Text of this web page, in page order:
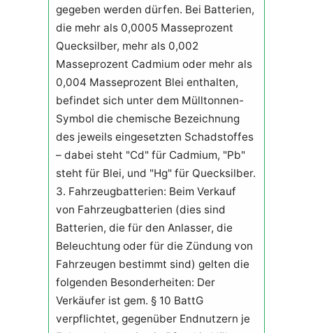
gegeben werden dürfen. Bei Batterien,
die mehr als 0,0005 Masseprozent
Quecksilber, mehr als 0,002
Masseprozent Cadmium oder mehr als
0,004 Masseprozent Blei enthalten,
befindet sich unter dem Mülltonnen-
Symbol die chemische Bezeichnung
des jeweils eingesetzten Schadstoffes
– dabei steht "Cd" für Cadmium, "Pb"
steht für Blei, und "Hg" für Quecksilber.
3. Fahrzeugbatterien: Beim Verkauf
von Fahrzeugbatterien (dies sind
Batterien, die für den Anlasser, die
Beleuchtung oder für die Zündung von
Fahrzeugen bestimmt sind) gelten die
folgenden Besonderheiten: Der
Verkäufer ist gem. § 10 BattG
verpflichtet, gegenüber Endnutzern je